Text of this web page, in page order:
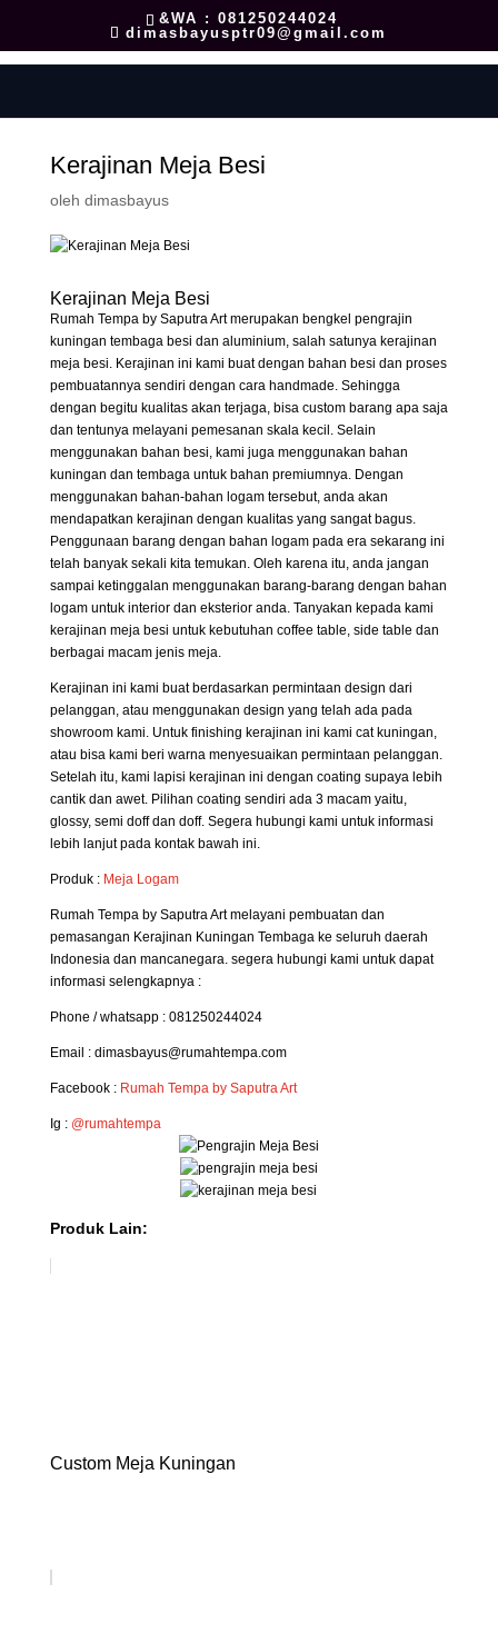
&WA : 081250244024
dimasbayusptr09@gmail.com
Kerajinan Meja Besi
oleh dimasbayus
Kerajinan Meja Besi
Rumah Tempa by Saputra Art merupakan bengkel pengrajin
kuningan tembaga besi dan aluminium, salah satunya kerajinan
meja besi. Kerajinan ini kami buat dengan bahan besi dan proses
pembuatannya sendiri dengan cara handmade. Sehingga
dengan begitu kualitas akan terjaga, bisa custom barang apa saja
dan tentunya melayani pemesanan skala kecil. Selain
menggunakan bahan besi, kami juga menggunakan bahan
kuningan dan tembaga untuk bahan premiumnya. Dengan
menggunakan bahan-bahan logam tersebut, anda akan
mendapatkan kerajinan dengan kualitas yang sangat bagus.
Penggunaan barang dengan bahan logam pada era sekarang ini
telah banyak sekali kita temukan. Oleh karena itu, anda jangan
sampai ketinggalan menggunakan barang-barang dengan bahan
logam untuk interior dan eksterior anda. Tanyakan kepada kami
kerajinan meja besi untuk kebutuhan coffee table, side table dan
berbagai macam jenis meja.
Kerajinan ini kami buat berdasarkan permintaan design dari
pelanggan, atau menggunakan design yang telah ada pada
showroom kami. Untuk finishing kerajinan ini kami cat kuningan,
atau bisa kami beri warna menyesuaikan permintaan pelanggan.
Setelah itu, kami lapisi kerajinan ini dengan coating supaya lebih
cantik dan awet. Pilihan coating sendiri ada 3 macam yaitu,
glossy, semi doff dan doff. Segera hubungi kami untuk informasi
lebih lanjut pada kontak bawah ini.
Produk : Meja Logam
Rumah Tempa by Saputra Art melayani pembuatan dan
pemasangan Kerajinan Kuningan Tembaga ke seluruh daerah
Indonesia dan mancanegara. segera hubungi kami untuk dapat
informasi selengkapnya :
Phone / whatsapp : 081250244024
Email : dimasbayus@rumahtempa.com
Facebook : Rumah Tempa by Saputra Art
Ig : @rumahtempa
Produk Lain:
Custom Meja Kuningan